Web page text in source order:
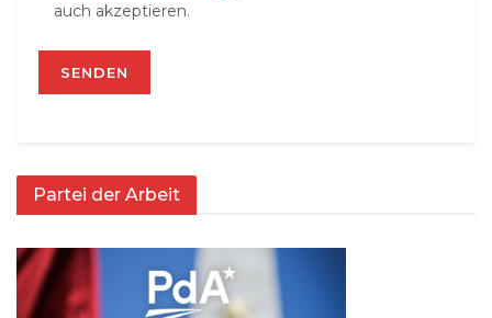
auch akzeptieren.
Partei der Arbeit